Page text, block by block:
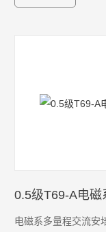
0.5级T69-A电
电磁系多量程交流安